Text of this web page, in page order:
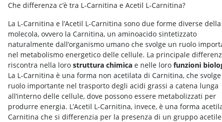
Che differenza c’è tra L-Carnitina e Acetil L-Carnitina?
La L-Carnitina e l’Acetil L-Carnitina sono due forme diverse
molecola, ovvero la Carnitina, un aminoacido sintetizzato
naturalmente dall’organismo umano che svolge un ruolo
nel metabolismo energetico delle cellule. La principale
riscontra nella loro struttura chimica e nelle loro funzioni
La L-Carnitina è una forma non acetilata di Carnitina, che
ruolo importante nel trasporto degli acidi grassi a catena lunga
all’interno delle cellule, dove possono essere metabolizzati per
produrre energia. L’Acetil L-Carnitina, invece, è una forma
Carnitina che si differenzia per la presenza di un gruppo